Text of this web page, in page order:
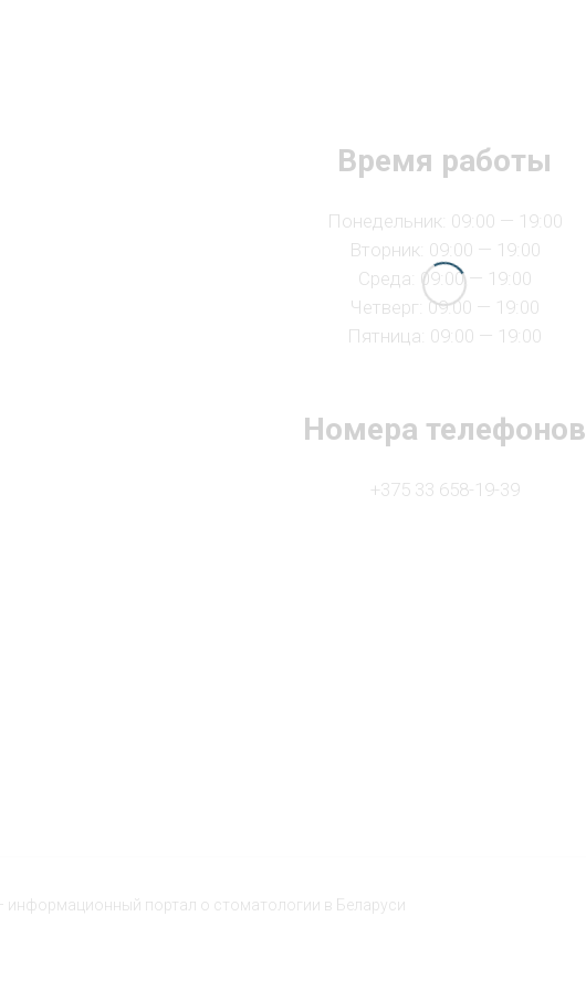
Время работы
Понедельник: 09:00 — 19:00
Вторник: 09:00 — 19:00
Среда: 09:00 — 19:00
Четверг: 09:00 — 19:00
Пятница: 09:00 — 19:00
Номера телефонов
+375 33 658-19-39
— информационный портал о стоматологии в Беларуси